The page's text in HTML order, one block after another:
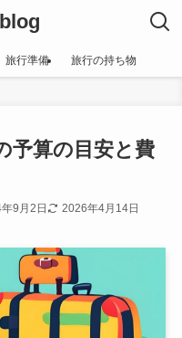
旅行準備 旅行の持ち物
予算の目安と費
9月2日 2026年4月14日